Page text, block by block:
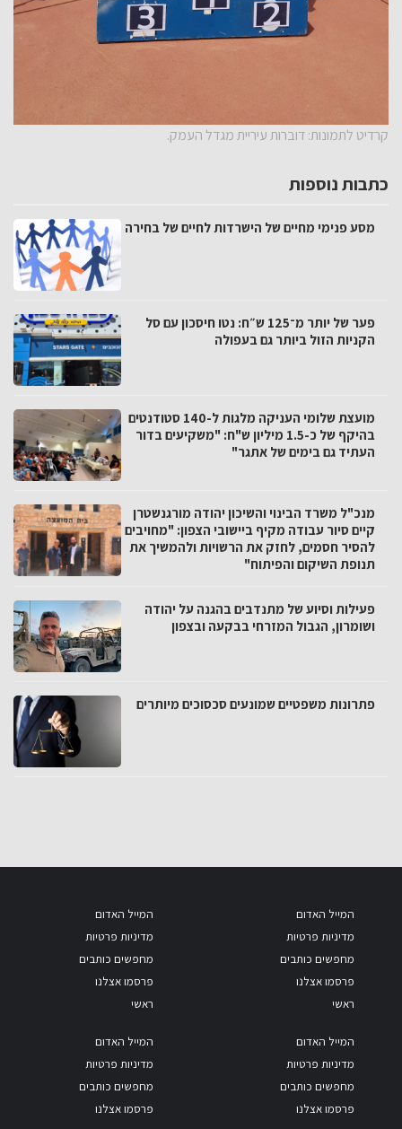
קרדיט לתמונות: דוברות עיריית מגדל העמק.
כתבות נוספות
מסע פנימי מחיים של הישרדות לחיים של בחירה
פער של יותר מ־125 ש״ח: נטו חיסכון עם סל
הקניות הזול ביותר גם בעפולה
מועצת שלומי העניקה מלגות ל-140 סטודנטים
בהיקף של כ-1.5 מיליון ש"ח: "משקיעים בדור
העתיד גם בימים של אתגר"
מנכ"ל משרד הבינוי והשיכון יהודה מורגנשטרן
קיים סיור עבודה מקיף ביישובי הצפון: "מחויבים
להסיר חסמים, לחזק את הרשויות ולהמשיך את
תנופת השיקום והפיתוח"
פעילות וסיוע של מתנדבים בהגנה על יהודה
ושומרון, הגבול המזרחי בבקעה ובצפון
פתרונות משפטיים שמונעים סכסוכים מיותרים
המייל האדום
מדיניות פרטיות
מחפשים כותבים
פרסמו אצלנו
ראשי
המייל האדום
מדיניות פרטיות
מחפשים כותבים
פרסמו אצלנו
ראשי
המייל האדום
מדיניות פרטיות
מחפשים כותבים
פרסמו אצלנו
המייל האדום
מדיניות פרטיות
מחפשים כותבים
פרסמו אצלנו